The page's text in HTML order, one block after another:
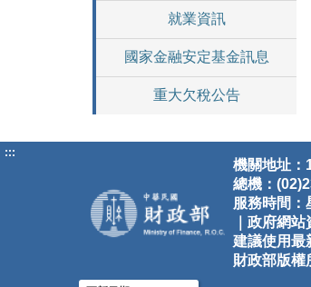
就業資訊
國家金融安定基金訊息
重大欠稅公告
:::
機關地址：
總機：
服務時間：
｜政府網站
建議使用
財政部版權